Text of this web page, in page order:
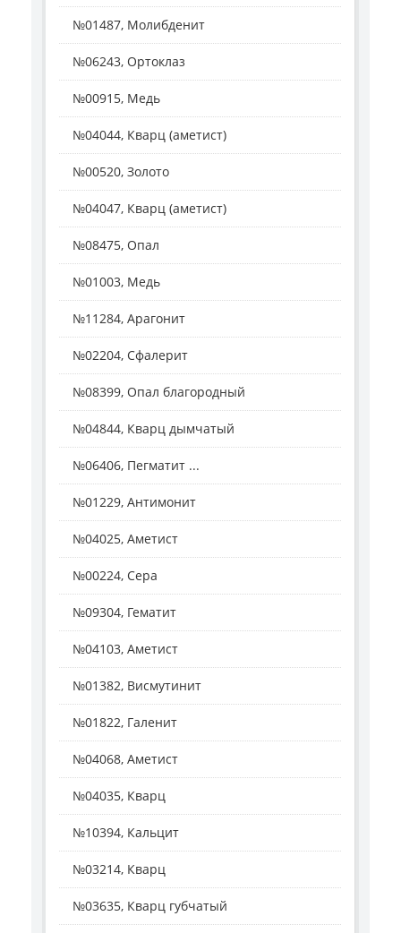
№01487, Молибденит
№06243, Ортоклаз
№00915, Медь
№04044, Кварц (аметист)
№00520, Золото
№04047, Кварц (аметист)
№08475, Опал
№01003, Медь
№11284, Арагонит
№02204, Сфалерит
№08399, Опал благородный
№04844, Кварц дымчатый
№06406, Пегматит ...
№01229, Антимонит
№04025, Аметист
№00224, Сера
№09304, Гематит
№04103, Аметист
№01382, Висмутинит
№01822, Галенит
№04068, Аметист
№04035, Кварц
№10394, Кальцит
№03214, Кварц
№03635, Кварц губчатый